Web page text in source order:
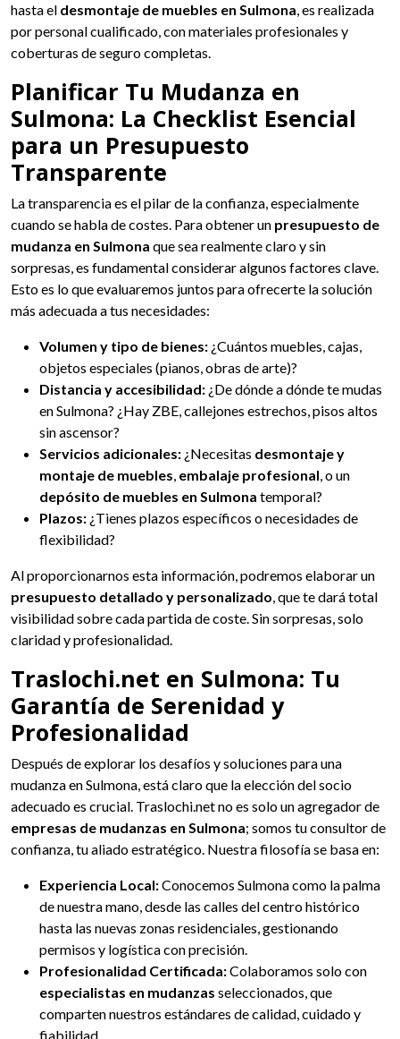
hasta el desmontaje de muebles en Sulmona, es realizada
por personal cualificado, con materiales profesionales y
coberturas de seguro completas.
Planificar Tu Mudanza en
Sulmona: La Checklist Esencial
para un Presupuesto
Transparente
La transparencia es el pilar de la confianza, especialmente
cuando se habla de costes. Para obtener un presupuesto de
mudanza en Sulmona que sea realmente claro y sin
sorpresas, es fundamental considerar algunos factores clave.
Esto es lo que evaluaremos juntos para ofrecerte la solución
más adecuada a tus necesidades:
Volumen y tipo de bienes: ¿Cuántos muebles, cajas,
objetos especiales (pianos, obras de arte)?
Distancia y accesibilidad: ¿De dónde a dónde te mudas
en Sulmona? ¿Hay ZBE, callejones estrechos, pisos altos
sin ascensor?
Servicios adicionales: ¿Necesitas desmontaje y
montaje de muebles, embalaje profesional, o un
depósito de muebles en Sulmona temporal?
Plazos: ¿Tienes plazos específicos o necesidades de
flexibilidad?
Al proporcionarnos esta información, podremos elaborar un
presupuesto detallado y personalizado, que te dará total
visibilidad sobre cada partida de coste. Sin sorpresas, solo
claridad y profesionalidad.
Traslochi.net en Sulmona: Tu
Garantía de Serenidad y
Profesionalidad
Después de explorar los desafíos y soluciones para una
mudanza en Sulmona, está claro que la elección del socio
adecuado es crucial. Traslochi.net no es solo un agregador de
empresas de mudanzas en Sulmona; somos tu consultor de
confianza, tu aliado estratégico. Nuestra filosofía se basa en:
Experiencia Local:Conocemos Sulmona como la palma
de nuestra mano, desde las calles del centro histórico
hasta las nuevas zonas residenciales, gestionando
permisos y logística con precisión.
Profesionalidad Certificada:Colaboramos solo con
especialistas en mudanzas seleccionados, que
comparten nuestros estándares de calidad, cuidado y
fiabilidad.